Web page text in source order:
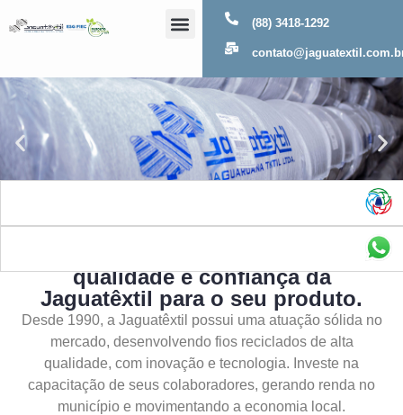
(88) 3418-1292
qualidade e confiança da
Jaguatêxtil para o seu produto.
Desde 1990, a Jaguatêxtil possui uma atuação sólida no
mercado, desenvolvendo fios reciclados de alta
qualidade, com inovação e tecnologia. Investe na
capacitação de seus colaboradores, gerando renda no
município e movimentando a economia local.